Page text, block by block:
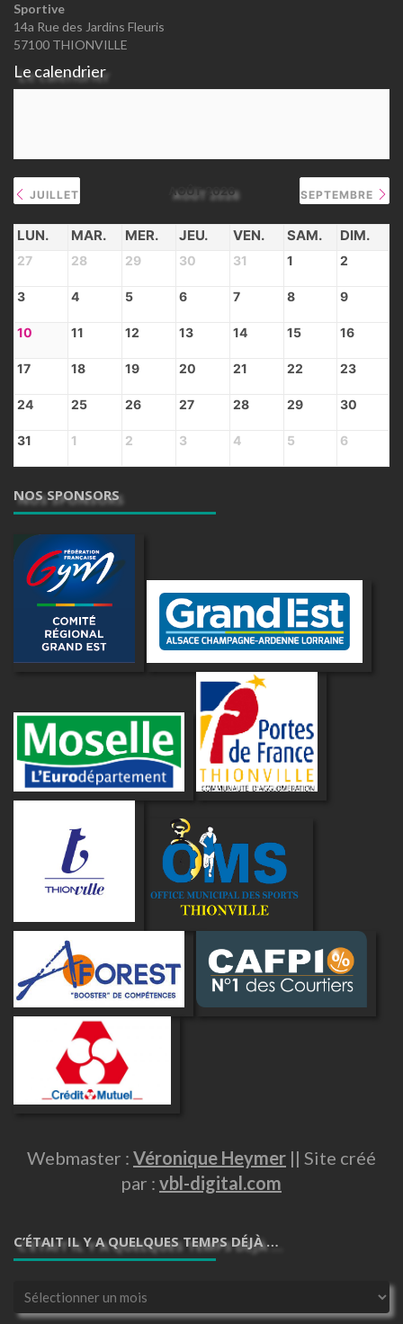
Sportive
14a Rue des Jardins Fleuris
57100 THIONVILLE
Le calendrier
JUILLET AOÛT 2026 SEPTEMBRE
LUN. MAR. MER. JEU. VEN. SAM. DIM.
27 28 29 30 31 1 2
3 4 5 6 7 8 9
10 11 12 13 14 15 16
17 18 19 20 21 22 23
24 25 26 27 28 29 30
31 1 2 3 4 5 6
NOS SPONSORS
Webmaster : Véronique Heymer || Site créé
par : vbl-digital.com
C’ÉTAIT IL Y A QUELQUES TEMPS DÉJÀ …
C’était